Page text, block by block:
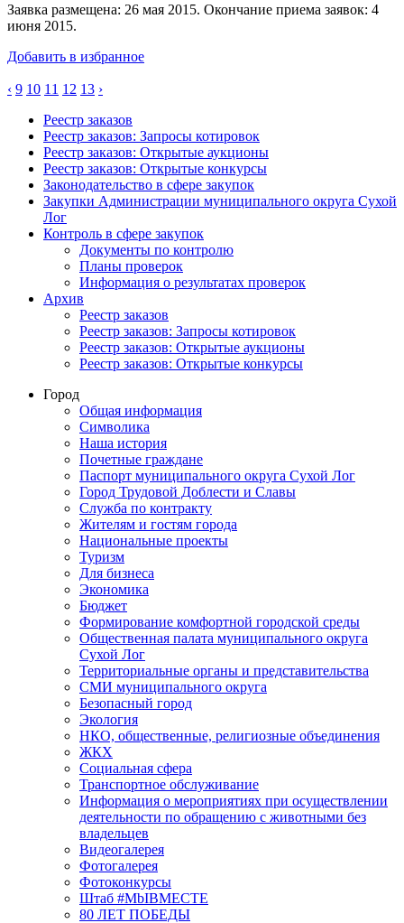
Заявка размещена: 26 мая 2015. Окончание приема заявок: 4
июня 2015.
Добавить в избранное
‹ 9 10 11 12 13 ›
Реестр заказов
Реестр заказов: Запросы котировок
Реестр заказов: Открытые аукционы
Реестр заказов: Открытые конкурсы
Законодательство в сфере закупок
Закупки Администрации муниципального округа Сухой
Лог
Контроль в сфере закупок
Документы по контролю
Планы проверок
Информация о результатах проверок
Архив
Реестр заказов
Реестр заказов: Запросы котировок
Реестр заказов: Открытые аукционы
Реестр заказов: Открытые конкурсы
Город
Общая информация
Символика
Наша история
Почетные граждане
Паспорт муниципального округа Сухой Лог
Город Трудовой Доблести и Славы
Служба по контракту
Жителям и гостям города
Национальные проекты
Туризм
Для бизнеса
Экономика
Бюджет
Формирование комфортной городской среды
Общественная палата муниципального округа
Сухой Лог
Территориальные органы и представительства
СМИ муниципального округа
Безопасный город
Экология
НКО, общественные, религиозные объединения
ЖКХ
Социальная сфера
Транспортное обслуживание
Информация о мероприятиях при осуществлении
деятельности по обращению с животными без
владельцев
Видеогалерея
Фотогалерея
Фотоконкурсы
Штаб #MbIBMECTE
80 ЛЕТ ПОБЕДЫ